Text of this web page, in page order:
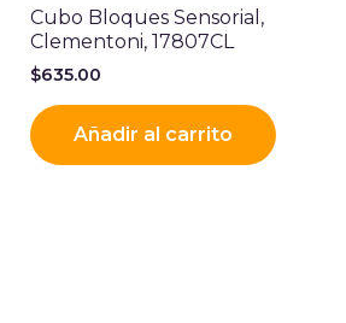
Cubo Bloques Sensorial,
Clementoni, 17807CL
$635.00
Añadir al carrito